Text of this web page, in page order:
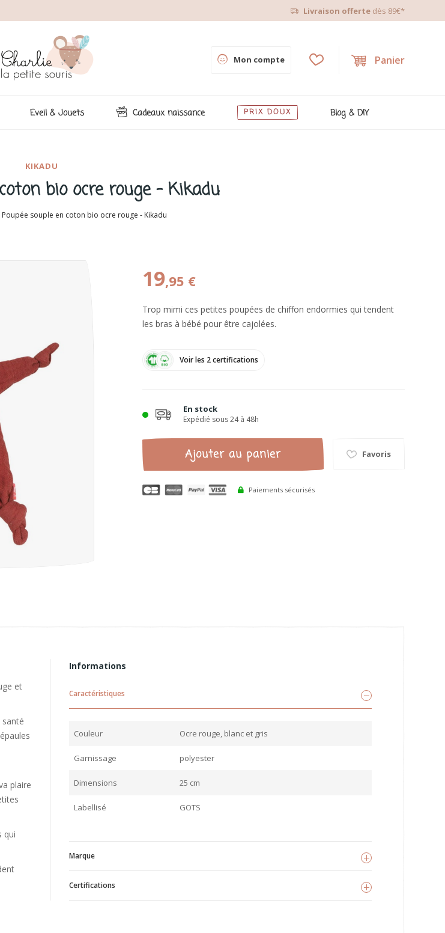
Livraison offerte dès 89€*
Panier
Mon compte
Eveil & Jouets Cadeaux naissance PRIX DOUX Blog & DIY
KIKADU
bio ocre rouge - Kikadu
Poupée souple en coton bio ocre rouge - Kikadu
19,95 €
Trop mimi ces petites poupées de chiffon endormies qui tendent
les bras à bébé pour être cajolées.
Voir les 2 certifications
En stock
Expédié sous 24 à 48h
Ajouter au panier Favoris
Paiements sécurisés
et
plaire
qui
Informations
Caractéristiques
Couleur Ocre rouge, blanc et gris
Garnissage polyester
Dimensions 25 cm
Labellisé GOTS
Marque
Voir les produits
Certifications